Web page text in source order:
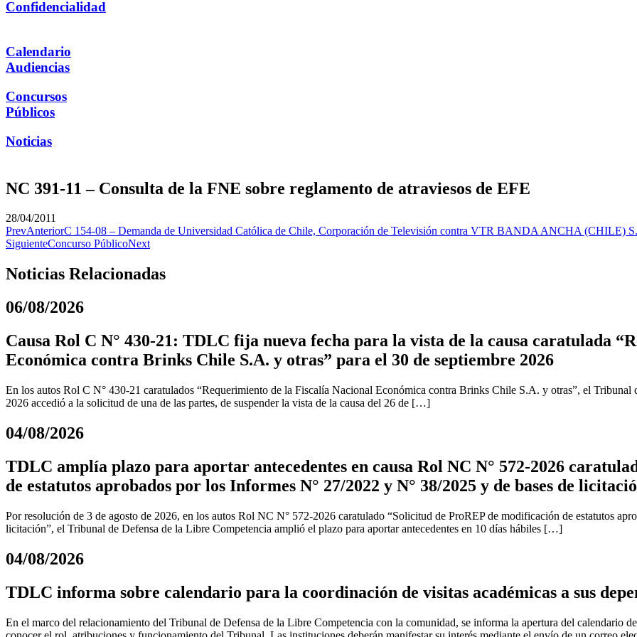
Confidencialidad
Calendario
Audiencias
Concursos
Públicos
Noticias
NC 391-11 – Consulta de la FNE sobre reglamento de atraviesos de EFE
28/04/2011
PrevAnteriorC 154-08 – Demanda de Universidad Católica de Chile, Corporación de Televisión contra VTR BANDA ANCHA (CHILE)
SiguienteConcurso PúblicoNext
Noticias Relacionadas
06/08/2026
Causa Rol C N° 430-21: TDLC fija nueva fecha para la vista de la causa caratulada
Económica contra Brinks Chile S.A. y otras” para el 30 de septiembre 2026
En los autos Rol C N° 430-21 caratulados “Requerimiento de la Fiscalía Nacional Económica contra Brinks Chile S.A. y otras”, el
2026 accedió a la solicitud de una de las partes, de suspender la vista de la causa del 26 de […]
04/08/2026
TDLC amplía plazo para aportar antecedentes en causa Rol NC N° 572-2026
de estatutos aprobados por los Informes N° 27/2022 y N° 38/2025 y de bases de
Por resolución de 3 de agosto de 2026, en los autos Rol NC N° 572-2026 caratulado “Solicitud de ProREP de modificación de estatutos
licitación”, el Tribunal de Defensa de la Libre Competencia amplió el plazo para aportar antecedentes en 10 días hábiles […]
04/08/2026
TDLC informa sobre calendario para la coordinación de visitas académicas a sus
En el marco del relacionamiento del Tribunal de Defensa de la Libre Competencia con la comunidad, se informa la apertura del calendario